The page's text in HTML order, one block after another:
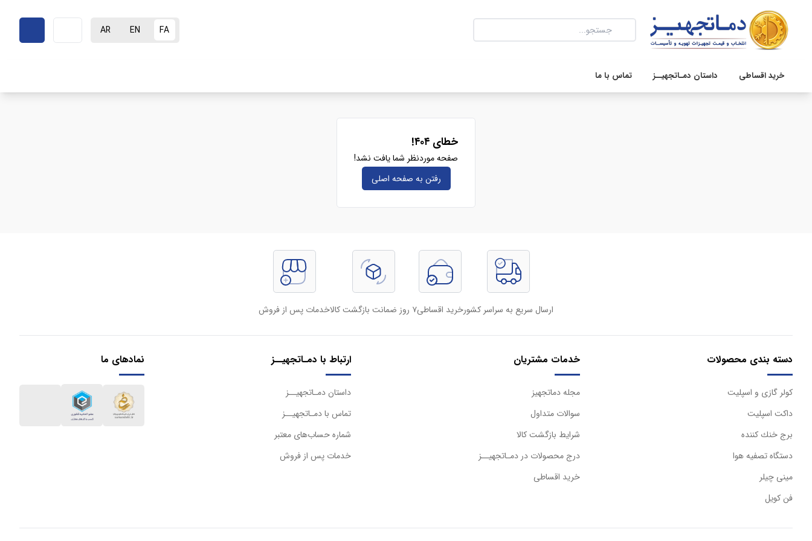
FA
EN
AR
خرید اقساطی داستان دمـاتجهیــز تماس با ما
خطای ۴۰۴!
صفحه موردنظر شما یافت نشد!
رفتن به صفحه‌ اصلی
ارسال سریع به سراسر کشورخرید اقساطی۷ روز ضمانت بازگشت کالا خدمات پس از فروش
دسته بندی محصولات
كولر گازی و اسپليت
داكت اسپليت
برج خنك كننده
دستگاه تصفيه هوا
مینی چیلر
فن کویل
خدمات مشتریان
مجله دماتجهیز
سوالات متداول
شرایط بازگشت کالا
درج محصولات در دمـاتجهیــز
خرید اقساطی
ارتباط با دمـاتجهیــز
داستان دمـاتجهیــز
تماس با دمـاتجهیــز
شماره حساب‌های معتبر
خدمات پس از فروش
نمادهای ما